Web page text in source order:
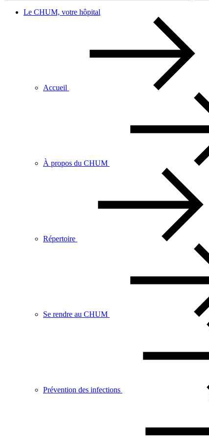
Le CHUM, votre hôpital
Accueil
À propos du CHUM
Répertoire
Se rendre au CHUM
Prévention des infections